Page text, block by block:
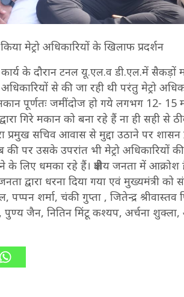
मेट्रो अधिकारियों के खिलाफ प्रदर्शन
कार्य के दौरान टनल यू.एल.व डी.एल.में
से की जा रही थी परंतु मेट्रो
पूर्णतः जमींदोज हो गये लगभग 12- 15
गिरे मकान को बना रहे हैं ना ही सही से
प्रमुख सचिव आवास से मुद्दा उठाने पर शासन
की पर उसके उपरांत भी मेट्रो अधिकारियों
के लिए धमका रहे हैं। क्षेत्रीय जनता में
द्वारा धरना दिया गया एवं मुख्यमंत्री को
शर्मा, चंकी गुप्ता , जितेन्द्र श्रीवास्तव
जैन, नितिन मिंटू कश्यप, अर्चना शुक्ला,